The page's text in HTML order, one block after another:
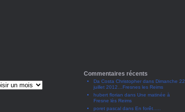
Commentaires récents
Da Costa Christopherdans Dimanche 22
juillet 2012…Fresnes les Reims
hubert florian dans Une matinée à
Fresne lès Reims
poret pascaldans En forêt…..